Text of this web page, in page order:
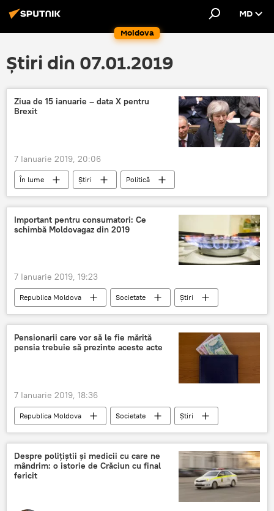
Moldova
MD
Știri din 07.01.2019
Ziua de 15 ianuarie – data X pentru
Brexit
7 Ianuarie 2019, 20:06
În lume Știri
Politică
Brexit
Marea Britanie Theresa May
Important pentru consumatori: Ce
schimbă Moldovagaz din 2019
7 Ianuarie 2019, 19:23
Republica Moldova Societate
Știri
gaz
MoldovaGaz consumatori
Pensionarii care vor să le fie mărită
pensia trebuie să prezinte aceste acte
7 Ianuarie 2019, 18:36
Republica Moldova Societate
Știri
pensie
pensionar Moldova
Despre polițiștii și medicii cu care ne
mândrim: o istorie de Crăciun cu final
fericit